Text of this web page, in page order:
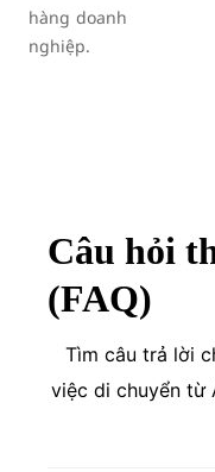
hàng doanh
nghiệp.
Câu hỏi
(FAQ)
Tìm câu trả lời
việc di chuyển từ